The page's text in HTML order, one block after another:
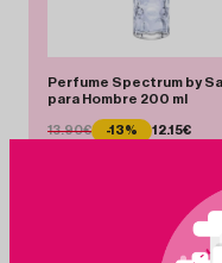
Perfume Spectrum by
para Hombre 200 ml
13.90€ -13% 12.15€
Total